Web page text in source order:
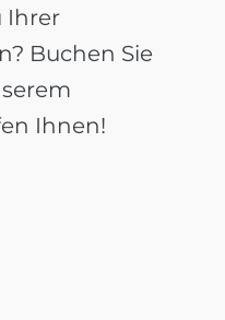
Ihrer
Buchen Sie
Ihnen!